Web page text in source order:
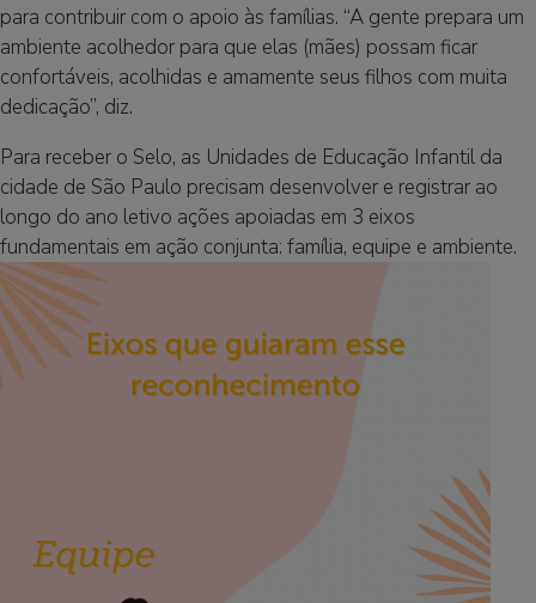
para contribuir com o apoio às famílias. “A gente prepara um
ambiente acolhedor para que elas (mães) possam ficar
confortáveis, acolhidas e amamente seus filhos com muita
dedicação”, diz.
Para receber o Selo, as Unidades de Educação Infantil da
cidade de São Paulo precisam desenvolver e registrar ao
longo do ano letivo ações apoiadas em 3 eixos
fundamentais em ação conjunta: família, equipe e ambiente.